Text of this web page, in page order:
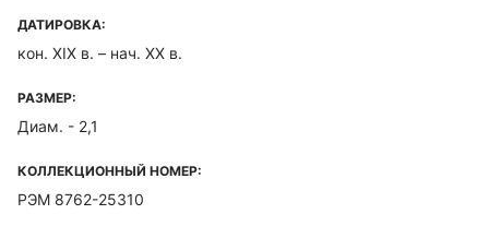
ДАТИРОВКА:
кон. XIX в. – нач. XX в.
РАЗМЕР:
Диам. - 2,1
КОЛЛЕКЦИОННЫЙ НОМЕР:
РЭМ 8762-25310